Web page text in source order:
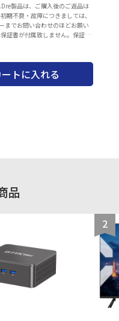
製品は、ご購入後のご返品は
期不良・故障につきましては、
までお問い合わせのほどお願い
証書が付属致しません。保証の
明書）が必要となりますので、
マートウォッ
：Watch OS ケース形状：四角
：44 mm ディスプレイ解像度：
楽保存：○ 転倒検出：○ 着信
機能：○ Bluetooth通話対応：
厚さ：10.7mm 重量：32.9 g カ
トに入れる
品
2